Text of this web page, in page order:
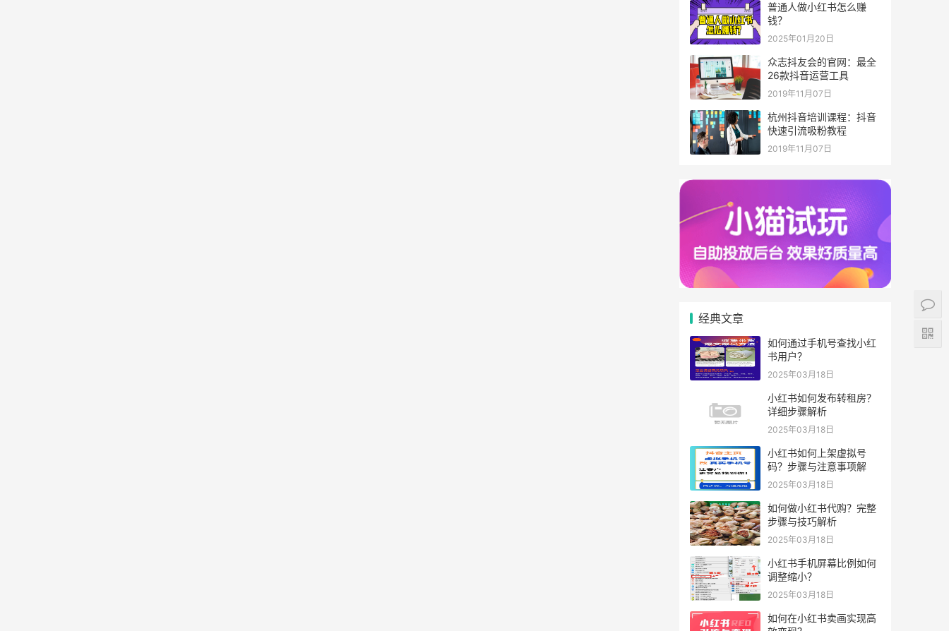
普通人做小红书怎么赚
钱？
2025年01月20日
众志抖友会的官网：最全
26款抖音运营工具
2019年11月07日
杭州抖音培训课程：抖音
快速引流吸粉教程
2019年11月07日
经典文章
如何通过手机号查找小红
书用户？
2025年03月18日
小红书如何发布转租房？
详细步骤解析
2025年03月18日
小红书如何上架虚拟号
码？步骤与注意事项解
2025年03月18日
如何做小红书代购？完整
步骤与技巧解析
2025年03月18日
小红书手机屏幕比例如何
调整缩小？
2025年03月18日
如何在小红书卖画实现高